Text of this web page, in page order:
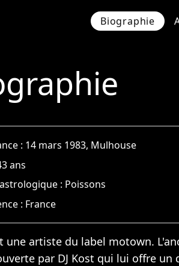
Biographie
: 14 mars 1983, Mulhouse
ans
: Poissons
: France
une artiste du label motown.
par DJ Kost qui lui offre